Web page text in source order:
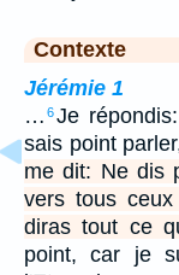
Contexte
Jérémie 1
… 6Je
sais point
me dit: Ne dis
vers tous
diras tout ce
point, car je